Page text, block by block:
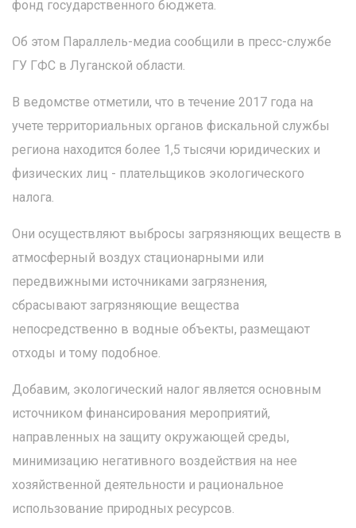
фонд государственного бюджета.
Об этом Параллель-медиа сообщили в пресс-службе
ГУ ГФС в Луганской области.
В ведомстве отметили, что в течение 2017 года на
учете территориальных органов фискальной службы
региона находится более 1,5 тысячи юридических и
физических лиц - плательщиков экологического
налога.
Они осуществляют выбросы загрязняющих веществ в
атмосферный воздух стационарными или
передвижными источниками загрязнения,
сбрасывают загрязняющие вещества
непосредственно в водные объекты, размещают
отходы и тому подобное.
Добавим, экологический налог является основным
источником финансирования мероприятий,
направленных на защиту окружающей среды,
минимизацию негативного воздействия на нее
хозяйственной деятельности и рациональное
использование природных ресурсов.